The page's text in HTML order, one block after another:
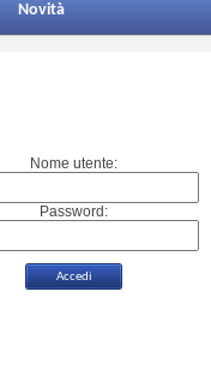
Novità
Nome utente:
Password: